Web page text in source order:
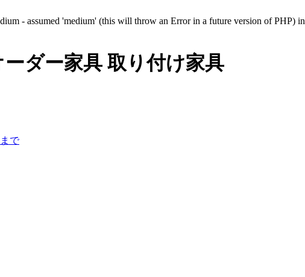
- assumed 'medium' (this will throw an Error in a future version of PHP) in
ダー家具 取り付け家具